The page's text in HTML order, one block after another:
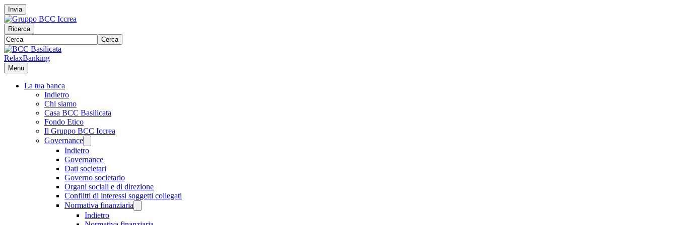
Invia
Ricerca
Cerca
RelaxBanking
Menu
La tua banca
Indietro
Chi siamo
Casa BCC Basilicata
Fondo Etico
Il Gruppo BCC Iccrea
Governance
Indietro
Governance
Dati societari
Governo societario
Organi sociali e di direzione
Conflitti di interessi soggetti collegati
Normativa finanziaria
Indietro